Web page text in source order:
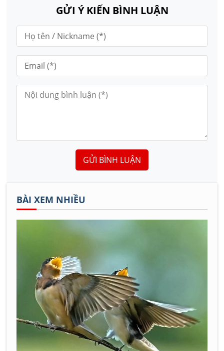
GỬI Ý KIẾN BÌNH LUẬN
GỬI BÌNH LUẬN
BÀI XEM NHIỀU